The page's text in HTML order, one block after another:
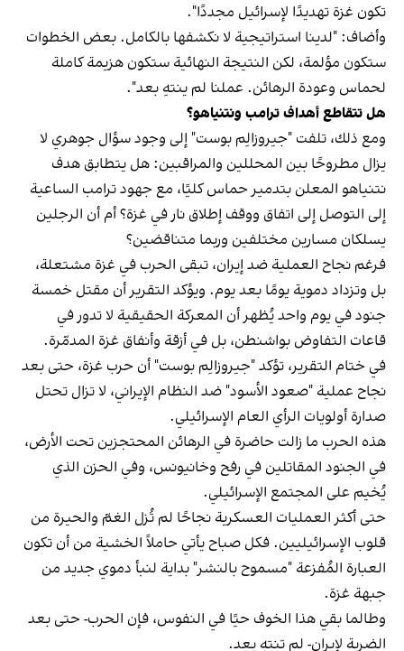
تكون غزة تهديدًا لإسرائيل مجددًا".
وأضاف: "لدينا استراتيجية لا نكشفها بالكامل. بعض الخطوات
ستكون مؤلمة، لكن النتيجة النهائية ستكون هزيمة كاملة
لحماس وعودة الرهائن. عملنا لم ينتهِ بعد".
هل تتقاطع أهداف ترامب ونتنياهو؟
ومع ذلك، تلفت "جيروزالِم بوست" إلى وجود سؤال جوهري لا
يزال مطروحًا بين المحللين والمراقبين: هل يتطابق هدف
نتنياهو المعلن بتدمير حماس كليًا، مع جهود ترامب الساعية
إلى التوصل إلى اتفاق ووقف إطلاق نار في غزة؟ أم أن الرجلين
يسلكان مسارين مختلفين وربما متناقضين؟
فرغم نجاح العملية ضد إيران، تبقى الحرب في غزة مشتعلة،
بل وتزداد دموية يومًا بعد يوم. ويؤكد التقرير أن مقتل خمسة
جنود في يوم واحد يُظهر أن المعركة الحقيقية لا تدور في
قاعات التفاوض بواشنطن، بل في أزقة وأنفاق غزة المدمّرة.
في ختام التقرير، تؤكد "جيروزالِم بوست" أن حرب غزة، حتى بعد
نجاح عملية "صعود الأسود" ضد النظام الإيراني، لا تزال تحتل
صدارة أولويات الرأي العام الإسرائيلي.
هذه الحرب ما زالت حاضرة في الرهائن المحتجزين تحت الأرض،
في الجنود المقاتلين في رفح وخانيونس، وفي الحزن الذي
يُخيم على المجتمع الإسرائيلي.
حتى أكثر العمليات العسكرية نجاحًا لم تُزل الغمّ والحيرة من
قلوب الإسرائيليين. فكل صباح يأتي حاملاً الخشية من أن تكون
العبارة المُفزعة "مسموح بالنشر" بداية لنبأ دموي جديد من
جبهة غزة.
وطالما بقي هذا الخوف حيًا في النفوس، فإن الحرب- حتى بعد
الضربة لإيران- لم تنتهِ بعد.